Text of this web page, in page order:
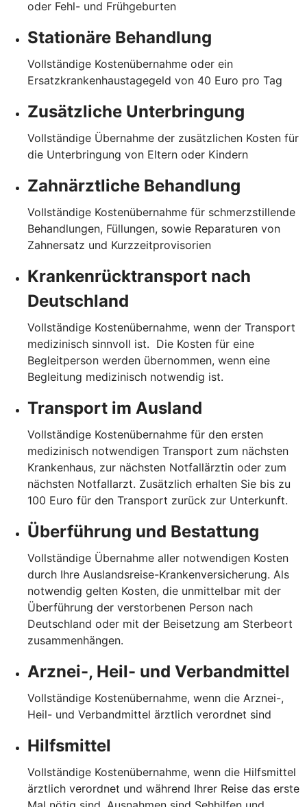
oder Fehl- und Frühgeburten
Stationäre Behandlung
Vollständige Kostenübernahme oder ein
Ersatzkrankenhaustagegeld von 40 Euro pro Tag
Zusätzliche Unterbringung
Vollständige Übernahme der zusätzlichen Kosten für
die Unterbringung von Eltern oder Kindern
Zahnärztliche Behandlung
Vollständige Kostenübernahme für schmerzstillende
Behandlungen, Füllungen, sowie Reparaturen von
Zahnersatz und Kurzzeitprovisorien
Krankenrücktransport nach
Deutschland
Vollständige Kostenübernahme, wenn der Transport
medizinisch sinnvoll ist. Die Kosten für eine
Begleitperson werden übernommen, wenn eine
Begleitung medizinisch notwendig ist.
Transport im Ausland
Vollständige Kostenübernahme für den ersten
medizinisch notwendigen Transport zum nächsten
Krankenhaus, zur nächsten Notfallärztin oder zum
nächsten Notfallarzt. Zusätzlich erhalten Sie bis zu
100 Euro für den Transport zurück zur Unterkunft.
Überführung und Bestattung
Vollständige Übernahme aller notwendigen Kosten
durch Ihre Auslandsreise-Krankenversicherung. Als
notwendig gelten Kosten, die unmittelbar mit der
Überführung der verstorbenen Person nach
Deutschland oder mit der Beisetzung am Sterbeort
zusammenhängen.
Arznei-, Heil- und Verbandmittel
Vollständige Kostenübernahme, wenn die Arznei-,
Heil- und Verbandmittel ärztlich verordnet sind
Hilfsmittel
Vollständige Kostenübernahme, wenn die Hilfsmittel
ärztlich verordnet und während Ihrer Reise das erste